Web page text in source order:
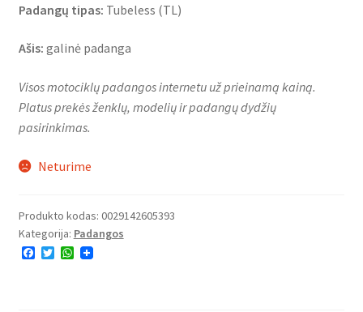
Padangų tipas: Tubeless (TL)
Ašis: galinė padanga
Visos motociklų padangos internetu už prieinamą kainą.
Platus prekės ženklų, modelių ir padangų dydžių
pasirinkimas.
Neturime
Produkto kodas: 0029142605393
Kategorija: Padangos
F
T
W